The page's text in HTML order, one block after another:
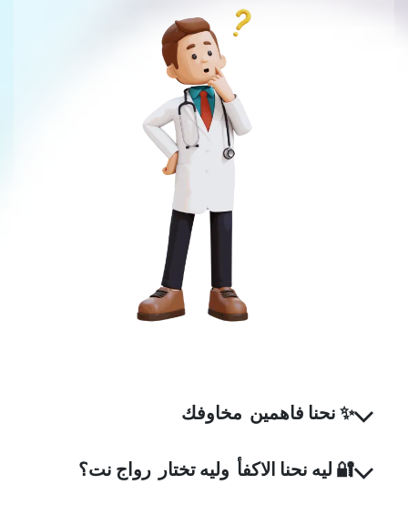
✨ نحنا فاهمين مخاوفك
🔐 ليه نحنا الاكفأ وليه تختار رواج نت؟